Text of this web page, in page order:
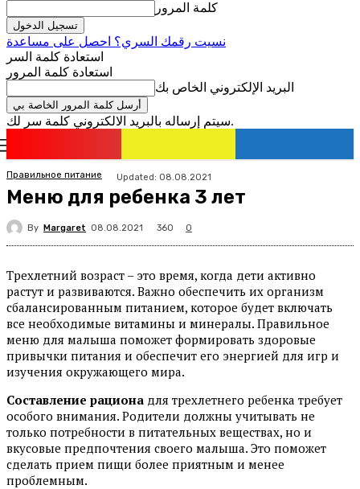
كلمة المرور
نسيت رقمك السري؟ احصل على مساعدة
استعادة كلمة السر
استعادة كلمة المرور
البريد الإلكتروني الخاص بك
سيتم إرساله بالبريد الالكتروني كلمة سر لك.
Правильное питание Updated: 08.08.2021
Меню для ребенка 3 лет
By Margaret 08.08.2021 360 0
Трехлетний возраст – это время, когда дети активно
растут и развиваются. Важно обеспечить их организм
сбалансированным питанием, которое будет включать
все необходимые витамины и минералы. Правильное
меню для малыша поможет формировать здоровые
привычки питания и обеспечит его энергией для игр и
изучения окружающего мира.
Составление рациона для трехлетнего ребенка требует
особого внимания. Родители должны учитывать не
только потребности в питательных веществах, но и
вкусовые предпочтения своего малыша. Это поможет
сделать прием пищи более приятным и менее
проблемным.